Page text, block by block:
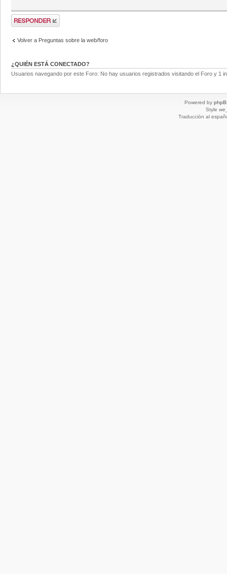
Volver a Preguntas sobre la web/foro
¿QUIÉN ESTÁ CONECTADO?
Usuarios navegando por este Foro: No hay usuarios registrados visitando el Foro y 1
Powered by
Style
Traducción al